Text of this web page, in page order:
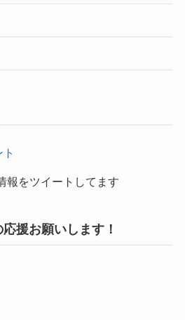
報をツイートしてます
援お願いします！